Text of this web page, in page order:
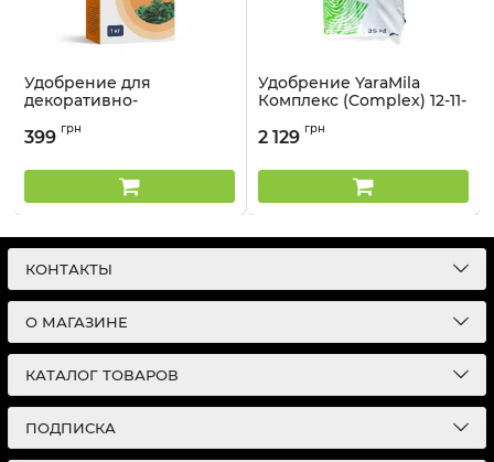
Удобрение для
декоративно-
YaraMila - 1 кг
399 грн
Удобрение YaraMila
Комплекс (Complex) 12-11-
Артикул:
2 129 грн
КОНТАКТЫ
О МАГАЗИНЕ
КАТАЛОГ ТОВАРОВ
ПОДПИСКА